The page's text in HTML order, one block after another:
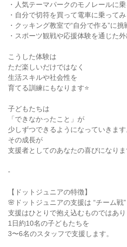
・人気テーマパークのモノレールに
・自分で切符を買って電車に乗って
・クッキング教室で“自分で作る”に挑
・スポーツ観戦や応援体験を通じた
こうした体験は
ただ楽しいだけではなく
生活スキルや社会性を
育てる訓練にもなります⭐
子どもたちは
「できなかったこと」が
少しずつできるようになっていきます
その成長が
支援者としてのあなたの喜びになりま
-
【ドットジュニアの特徴】
🌸ドットジュニアの支援は “チーム戦”
支援はひとりで抱え込むものではあり
1日約10名の子どもたちを
3〜6名のスタッフで支援します。